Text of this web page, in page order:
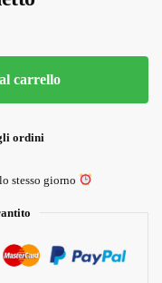
carrello
ordini
stesso giorno